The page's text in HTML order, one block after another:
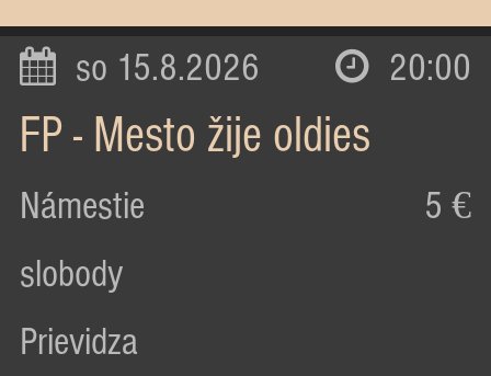
so 15.8.2026 20:00
FP - Mesto žije oldies
Námestie
slobody
Prievidza
5 €